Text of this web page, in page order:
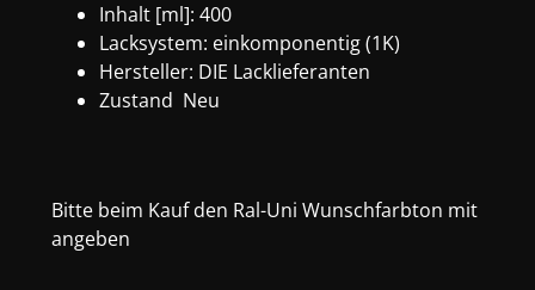
Inhalt [ml]: 400
Lacksystem: einkomponentig (1K)
Hersteller: DIE Lacklieferanten
Zustand Neu
Bitte beim Kauf den Ral-Uni Wunschfarbton mit
angeben